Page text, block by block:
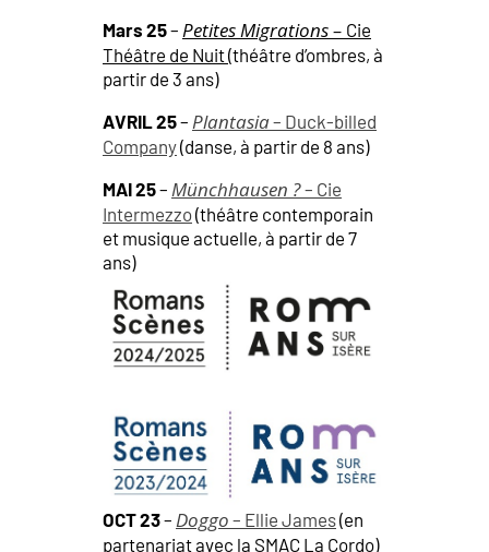
Mars 25– Petites Migrations – Cie
Théâtre de Nuit(théâtre d’ombres, à
partir de 3 ans)
AVRIL 25– Plantasia– Duck-billed
Company(danse, à partir de 8 ans)
MAI 25– Münchhausen ?– Cie
Intermezzo(théâtre contemporain
et musique actuelle, à partir de 7
ans)
OCT 23– Doggo – Ellie James(en
partenariat avec la SMAC La Cordo)